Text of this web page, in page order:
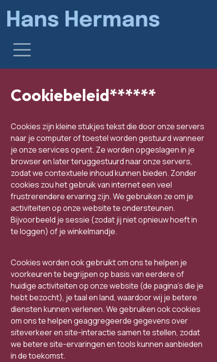
Cookiebeleid******
Cookies zijn kleine stukjes tekst die door onze servers
naar je computer of toestel worden gestuurd wanneer
je onze services opent. Ze worden opgeslagen in je
browser en later teruggestuurd naar onze servers,
zodat we contextuele inhoud kunnen bieden. Zonder
cookies zou het gebruik van internet een veel
frustrerendere ervaring zijn. We gebruiken ze om je
activiteiten op onze website te ondersteunen.
Bijvoorbeeld je sessie (zodat jij niet opnieuw hoeft in
te loggen) of je winkelmandje.
Cookies worden ook gebruikt om ons te helpen je
voorkeuren te begrijpen op basis van eerdere of
huidige activiteiten op onze website (de pagina's die je
hebt bezocht), je taal en land, waardoor wij je betere
diensten kunnen verlenen. We gebruiken ook cookies
om ons te helpen geaggregeerde gegevens over
siteverkeer en site-interactie samen te stellen, zodat
we betere site-ervaringen en tools kunnen aanbieden
in de toekomst.